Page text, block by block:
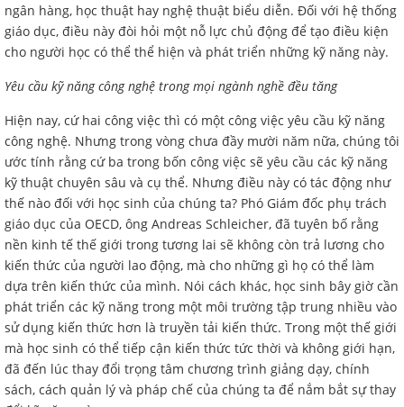
ngân hàng, học thuật hay nghệ thuật biểu diễn. Đối với hệ thống
giáo dục, điều này đòi hỏi một nỗ lực chủ động để tạo điều kiện
cho người học có thể thể hiện và phát triển những kỹ năng này.
Yêu cầu kỹ năng công nghệ trong mọi ngành nghề đều tăng
Hiện nay, cứ hai công việc thì có một công việc yêu cầu kỹ năng
công nghệ. Nhưng trong vòng chưa đầy mười năm nữa, chúng tôi
ước tính rằng cứ ba trong bốn công việc sẽ yêu cầu các kỹ năng
kỹ thuật chuyên sâu và cụ thể. Nhưng điều này có tác động như
thế nào đối với học sinh của chúng ta? Phó Giám đốc phụ trách
giáo dục của OECD, ông Andreas Schleicher, đã tuyên bố rằng
nền kinh tế thế giới trong tương lai sẽ không còn trả lương cho
kiến thức của người lao động, mà cho những gì họ có thể làm
dựa trên kiến thức của mình. Nói cách khác, học sinh bây giờ cần
phát triển các kỹ năng trong một môi trường tập trung nhiều vào
sử dụng kiến thức hơn là truyền tải kiến thức. Trong một thế giới
mà học sinh có thể tiếp cận kiến thức tức thời và không giới hạn,
đã đến lúc thay đổi trọng tâm chương trình giảng dạy, chính
sách, cách quản lý và pháp chế của chúng ta để nắm bắt sự thay